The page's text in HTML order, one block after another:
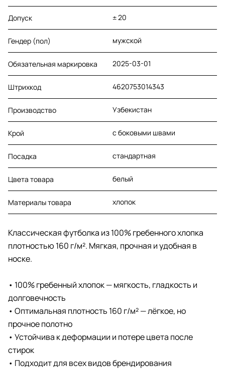
Допуск ± 20
Гендер (пол) мужской
Обязательная маркировка 2025-03-01
Штрихкод 4620753014343
Производство Узбекистан
Крой с боковыми швами
Посадка стандартная
Цвета товара белый
Материалы товара хлопок
Классическая футболка из 100% гребенного хлопка
плотностью 160 г/м². Мягкая, прочная и удобная в
носке.
• 100% гребенный хлопок — мягкость, гладкость и
долговечность
• Оптимальная плотность 160 г/м² — лёгкое, но
прочное полотно
• Устойчива к деформации и потере цвета после
стирок
• Подходит для всех видов брендирования